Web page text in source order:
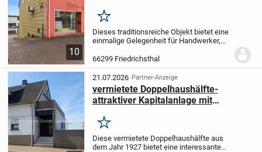
10
Merken
Dieses traditionsreiche Objekt bietet eine
einmalige Gelegenheit für Handwerker,
Die ehemalige Bäckerei und Konditorei im
Herzen von Friedrichsthal wartet...
66299 Friedrichsthal
21.07.2026 Partner-Anzeige
vermietete Doppelhaushälfte-
attraktiver Kapitalanlage mit
Merken
Diese vermietete Doppelhaushälfte aus
dem Jahr 1927 bietet eine interessante